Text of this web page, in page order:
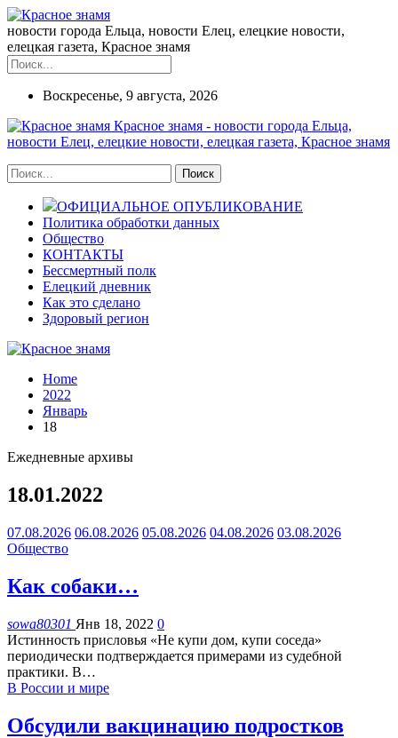
новости города Ельца, новости Елец, елецкие новости,
елецкая газета, Красное знамя
Воскресенье, 9 августа, 2026
Красное знамя - новости города Ельца,
новости Елец, елецкие новости, елецкая газета, Красное знамя
ОФИЦИАЛЬНОЕ ОПУБЛИКОВАНИЕ
Политика обработки данных
Общество
КОНТАКТЫ
Бессмертный полк
Елецкий дневник
Как это сделано
Здоровый регион
Home
2022
Январь
18
Ежедневные архивы
18.01.2022
07.08.2026 06.08.2026 05.08.2026 04.08.2026 03.08.2026
Общество
Как собаки…
sowa80301 Янв 18, 2022 0
Истинность присловья «Не купи дом, купи соседа»
периодически подтверждается примерами из судебной
практики. В…
В России и мире
Обсудили вакцинацию подростков